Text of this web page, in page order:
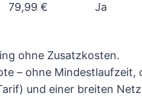
79,99 € Ja
ohne Zusatzkosten.
– ohne
und einer breiten